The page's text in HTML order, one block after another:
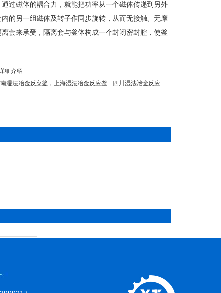
过磁体的耦合力，就能把功率从一个磁体传递到另外
的另一组磁体及转子作同步旋转，从而无接触、无摩
套来承受，隔离套与釜体构成一个封闭密封腔，使釜
细介绍
湿法冶金反应釜 ， 上海湿法冶金反应釜 ， 四川湿法冶金反应